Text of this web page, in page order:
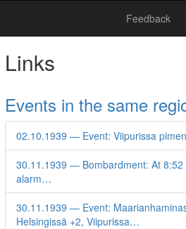
Feedback
Links
Events in the same
02.10.1939 — Event: Viipurissa
30.11.1939 — Bombardment: At 8:52
alarm…
30.11.1939 — Event:
Helsingissä +2, Viipurissa…